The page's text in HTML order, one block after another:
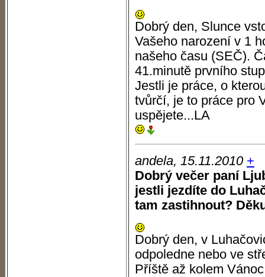
Dobrý den, Slunce
Vašeho narození v 1
našeho času (SEČ).
41.minutě prvního
Jestli je práce, o
tvůrčí, je to práce pro
uspějete...LA
andela, 15.11.2010 +
Dobrý večer paní
jestli jezdíte do
tam zastihnout?
Dobrý den, v
odpoledne nebo ve
Příště až kolem